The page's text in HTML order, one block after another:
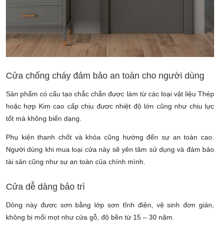
Cửa chống cháy đảm bảo an toàn cho người dùng
Sản phẩm có cấu tạo chắc chắn được làm từ các loại vật liệu Thép
hoặc hợp Kim cao cấp chịu được nhiệt độ lớn cũng như chịu lực
tốt mà không biến dạng.
Phụ kiện thanh chốt và khóa cũng hướng đến sự an toàn cao.
Người dùng khi mua loại cửa này sẽ yên tâm sử dụng và đảm bảo
tài sản cũng như sự an toàn của chính mình.
Cửa dễ dàng bảo trì
Dòng này được sơn bằng lớp sơn tĩnh điện, vệ sinh đơn giản,
không bị mối mọt như cửa gỗ, độ bền từ 15 – 30 năm.